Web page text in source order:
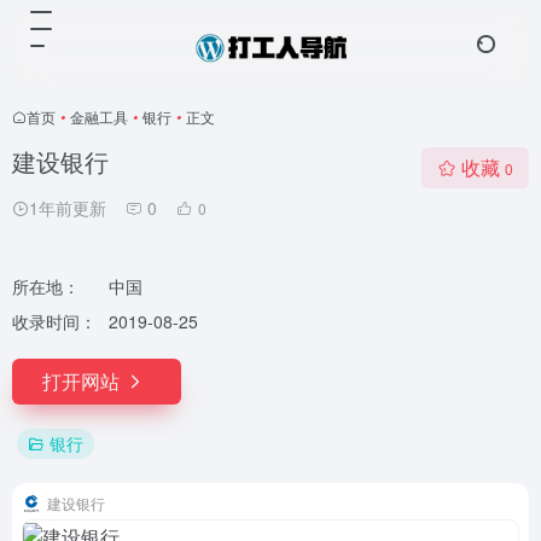
首页 • 金融工具 • 银行 • 正文
建设银行
1年前更新 0 0
收藏 0
所在地：
中国
收录时间：
2019-08-25
打开网站
银行
建设银行